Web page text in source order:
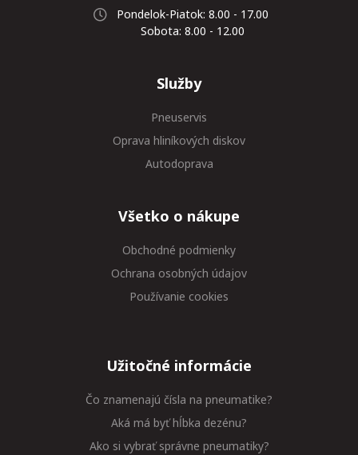
Pondelok-Piatok: 8.00 - 17.00
Sobota: 8.00 - 12.00
Služby
Pneuservis
Oprava hliníkových diskov
Autodoprava
Všetko o nákupe
Obchodné podmienky
Ochrana osobných údajov
Používanie cookies
Užitočné informácie
Čo znamenajú čísla na pneumatike?
Aká má byť hĺbka dezénu?
Ako si vybrať správne pneumatiky?